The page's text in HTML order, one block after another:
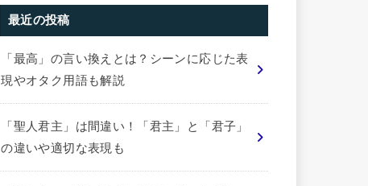
最近の投稿
「最高」の言い換えとは？シーンに応じた表
現やオタク用語も解説
「聖人君主」は間違い！「君主」と「君子」
の違いや適切な表現も